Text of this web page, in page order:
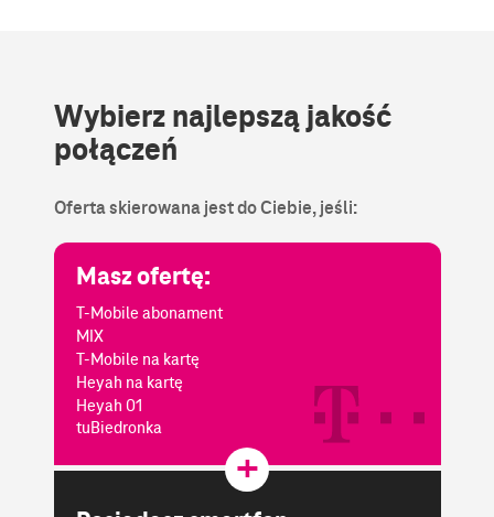
Wybierz najlepszą jakość
połączeń
Oferta skierowana jest do Ciebie, jeśli:
Masz ofertę:
T-Mobile abonament
MIX
T-Mobile na kartę
Heyah na kartę
Heyah 01
tuBiedronka